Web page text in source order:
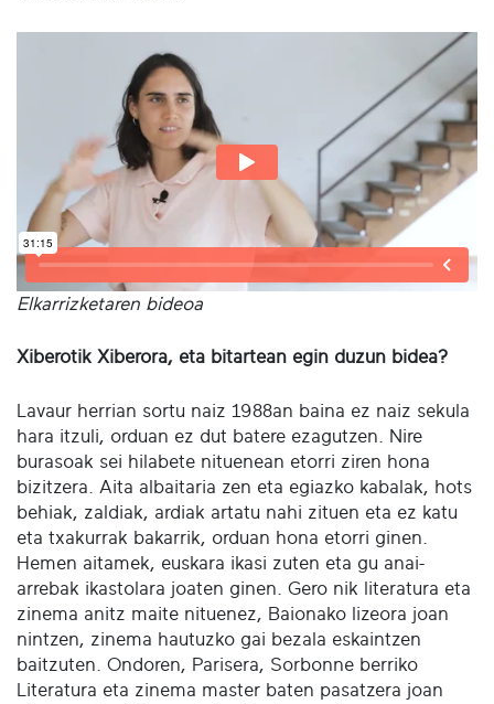
Elkarrizketaren bideoa
Xiberotik Xiberora, eta bitartean egin duzun bidea?
Lavaur herrian sortu naiz 1988an baina ez naiz sekula
hara itzuli, orduan ez dut batere ezagutzen. Nire
burasoak sei hilabete nituenean etorri ziren hona
bizitzera. Aita albaitaria zen eta egiazko kabalak, hots
behiak, zaldiak, ardiak artatu nahi zituen eta ez katu
eta txakurrak bakarrik, orduan hona etorri ginen.
Hemen aitamek, euskara ikasi zuten eta gu anai-
arrebak ikastolara joaten ginen. Gero nik literatura eta
zinema anitz maite nituenez, Baionako lizeora joan
nintzen, zinema hautuzko gai bezala eskaintzen
baitzuten. Ondoren, Parisera, Sorbonne berriko
Literatura eta zinema master baten pasatzera joan